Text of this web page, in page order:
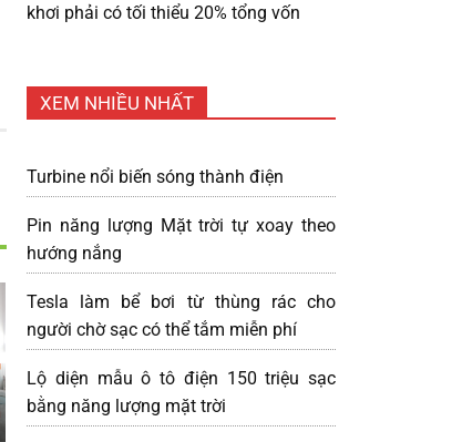
khơi phải có tối thiểu 20% tổng vốn
XEM NHIỀU NHẤT
Turbine nổi biến sóng thành điện
Pin năng lượng Mặt trời tự xoay theo
hướng nắng
Tesla làm bể bơi từ thùng rác cho
người chờ sạc có thể tắm miễn phí
Lộ diện mẫu ô tô điện 150 triệu sạc
bằng năng lượng mặt trời